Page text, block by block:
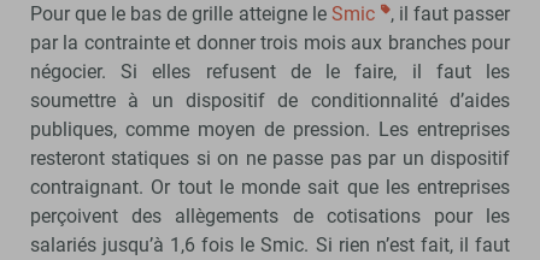
Pour que le bas de grille atteigne le Smic
, il faut passer
par la contrainte et donner trois mois aux branches pour
négocier. Si elles refusent de le faire, il faut les
soumettre à un dispositif de conditionnalité d’aides
publiques, comme moyen de pression. Les entreprises
resteront statiques si on ne passe pas par un dispositif
contraignant. Or tout le monde sait que les entreprises
perçoivent des allègements de cotisations pour les
salariés jusqu’à 1,6 fois le Smic. Si rien n’est fait, il faut